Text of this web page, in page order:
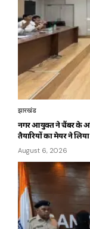
झारखंड
नगर आयुक्त ने चैंबर के
तैयारियों का मेयर ने
August 6, 2026